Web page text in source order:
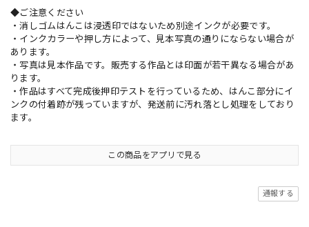
◆ご注意ください
・消しゴムはんこは浸透印ではないため別途インクが必要です。
・インクカラーや押し方によって、見本写真の通りにならない場合が
あります。
・写真は見本作品です。販売する作品とは印面が若干異なる場合があ
ります。
・作品はすべて完成後押印テストを行っているため、はんこ部分にイ
ンクの付着跡が残っていますが、発送前に汚れ落とし処理をしており
ます。
この商品をアプリで見る
通報する